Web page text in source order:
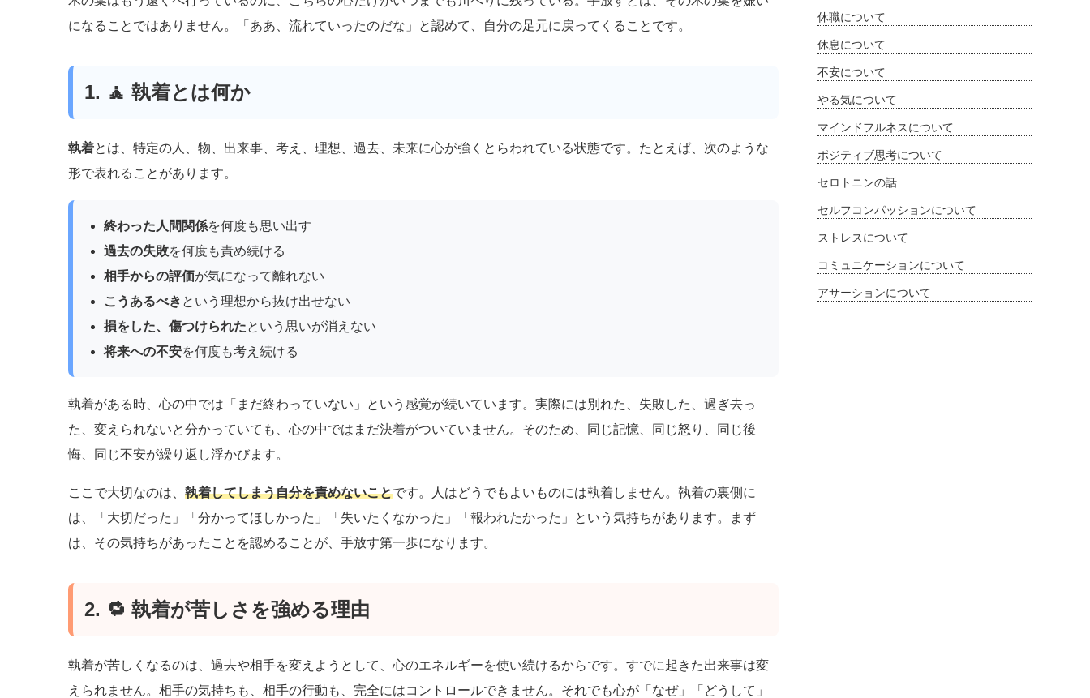
になることではありません。「ああ、流れていったのだな」と認めて、自分の足元に戻ってくることです。
1. 🧘 執着とは何か
執着とは、特定の人、物、出来事、考え、理想、過去、未来に心が強くとらわれている状態です。たとえば、次のような
形で表れることがあります。
終わった人間関係を何度も思い出す
過去の失敗を何度も責め続ける
相手からの評価が気になって離れない
こうあるべき という理想から抜け出せない
損をした、傷つけられたという思いが消えない
将来への不安を何度も考え続ける
執着がある時、心の中では「まだ終わっていない」という感覚が続いています。実際には別れた、失敗した、過ぎ去っ
た、変えられないと分かっていても、心の中ではまだ決着がついていません。そのため、同じ記憶、同じ怒り、同じ後
悔、同じ不安が繰り返し浮かびます。
ここで大切なのは、 執着してしまう自分を責めないことです。人はどうでもよいものには執着しません。執着の裏側に
は、「大切だった」「分かってほしかった」「失いたくなかった」「報われたかった」という気持ちがあります。まず
は、その気持ちがあったことを認めることが、手放す第一歩になります。
2. 🔁 執着が苦しさを強める理由
執着が苦しくなるのは、過去や相手を変えようとして、心のエネルギーを使い続けるからです。すでに起きた出来事は変
えられません。相手の気持ちも、相手の行動も、完全にはコントロールできません。それでも心が「なぜ」「どうして」
休職について
休息について
不安について
やる気について
マインドフルネスについて
ポジティブ思考について
セロトニンの話
セルフコンパッションについて
ストレスについて
コミュニケーションについて
アサーションについて